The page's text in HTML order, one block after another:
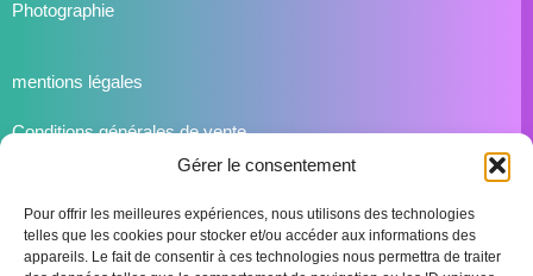
Gérer le consentement
Pour offrir les meilleures expériences, nous utilisons des technologies
telles que les cookies pour stocker et/ou accéder aux informations des
appareils. Le fait de consentir à ces technologies nous permettra de traiter
Photographie
mentions légales
Conditions générales de vente
Contact